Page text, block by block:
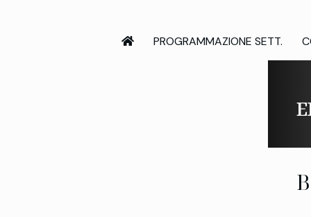
PROGRAMMAZIONE SETT.